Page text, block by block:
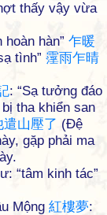
thấy vậy vừa
hàn” 乍暖
tình” 霪雨乍晴
: “Sạ tưởng đáo
tha khiển san
遣山壓了 (Đệ
gặp phải ma
“tâm kinh tác”
Mộng 紅樓夢: